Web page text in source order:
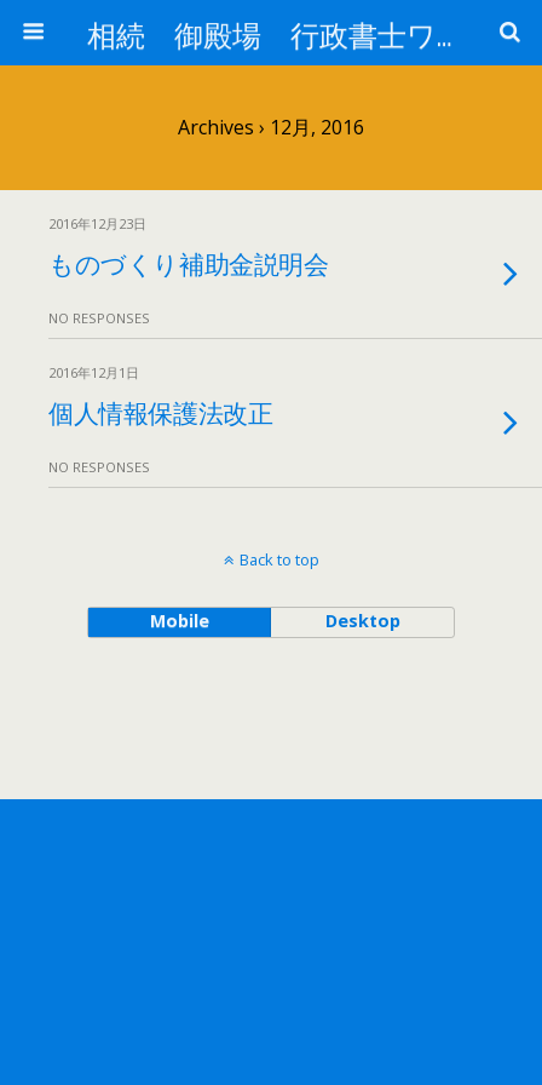
相続 御殿場 行政書士ワイズオフィス
Archives › 12月, 2016
2016年12月23日
ものづくり補助金説明会
NO RESPONSES
2016年12月1日
個人情報保護法改正
NO RESPONSES
Back to top
Mobile Desktop